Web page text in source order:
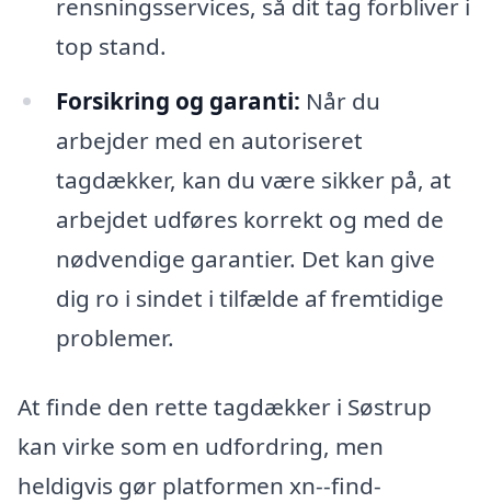
rensningsservices, så dit tag forbliver i
top stand.
Forsikring og garanti: Når du
arbejder med en autoriseret
tagdækker, kan du være sikker på, at
arbejdet udføres korrekt og med de
nødvendige garantier. Det kan give
dig ro i sindet i tilfælde af fremtidige
problemer.
At finde den rette tagdækker i Søstrup
kan virke som en udfordring, men
heldigvis gør platformen xn--find-